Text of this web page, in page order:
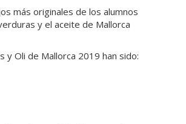
más originales de los alumnos
y el aceite de Mallorca
y Oli de Mallorca 2019 han sido: